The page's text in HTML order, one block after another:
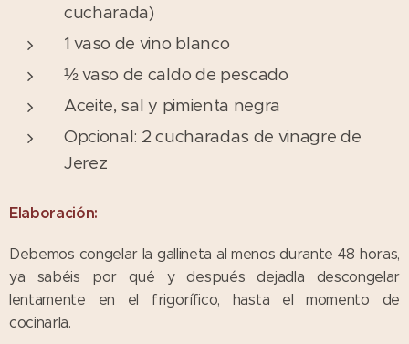
cucharada)
1 vaso de vino blanco
½ vaso de caldo de pescado
Aceite, sal y pimienta negra
Opcional: 2 cucharadas de vinagre de
Jerez
Elaboración:
Debemos congelar la gallineta al menos durante 48 horas,
ya sabéis por qué y después dejadla descongelar
lentamente en el frigorífico, hasta el momento de
cocinarla.